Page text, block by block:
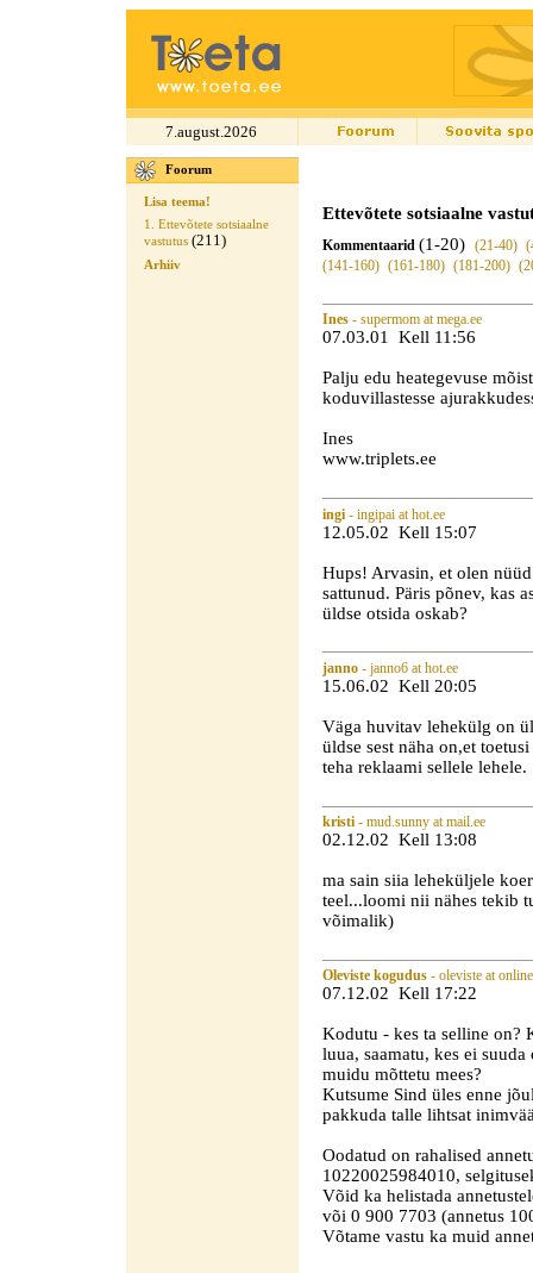
7.august.2026
Foorum
Lisa teema!
1. Ettevõtete sotsiaalne
vastutus (211)
Arhiiv
Ettevõtete sotsiaalne
Kommentaarid (1-20) (21-40)
(141-160) (161-180) (181-200)
Ines - supermom at mega.ee
07.03.01 Kell 11:56
Palju edu heategevuse
koduvillastesse
Ines
www.triplets.ee
ingi - ingipai at hot.ee
12.05.02 Kell 15:07
Hups! Arvasin, et olen
sattunud. Päris põnev, kas
üldse otsida oskab?
janno - janno6 at hot.ee
15.06.02 Kell 20:05
Väga huvitav lehekülg on
üldse sest näha on,et
teha reklaami sellele lehele.
kristi - mud.sunny at mail.ee
02.12.02 Kell 13:08
ma sain siia leheküljele
teel...loomi nii nähes tekib
võimalik)
Oleviste kogudus - oleviste at
07.12.02 Kell 17:22
Kodutu - kes ta selline on?
luua, saamatu, kes ei
muidu mõttetu mees?
Kutsume Sind üles enne
pakkuda talle lihtsat
Oodatud on rahalised
10220025984010,
Võid ka helistada
või 0 900 7703 (annetus
Võtame vastu ka muid